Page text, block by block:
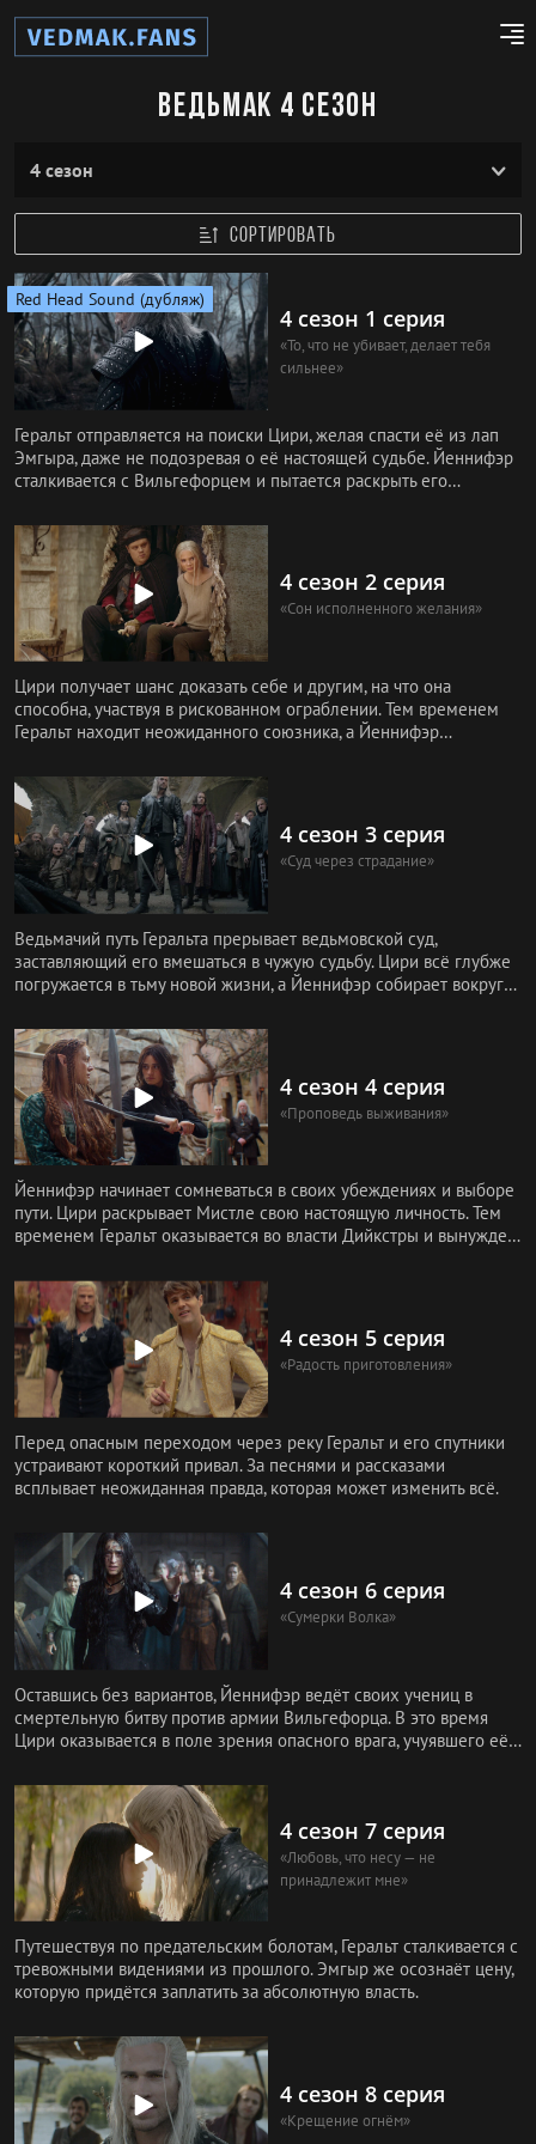
Ведьмак 4 сезон
CОРТИРОВАТЬ
Red Head Sound (дубляж)
4 сезон 1 серия
«То, что не убивает, делает тебя
сильнее»
Геральт отправляется на поиски Цири, желая спасти её из лап
Эмгыра, даже не подозревая о её настоящей судьбе. Йеннифэр
сталкивается с Вильгефорцем и пытается раскрыть его
4 сезон 2 серия
«Сон исполненного желания»
Цири получает шанс доказать себе и другим, на что она
способна, участвуя в рискованном ограблении. Тем временем
Геральт находит неожиданного союзника, а Йеннифэр
4 сезон 3 серия
«Суд через страдание»
Ведьмачий путь Геральта прерывает ведьмовской суд,
заставляющий его вмешаться в чужую судьбу. Цири всё глубже
погружается в тьму новой жизни, а Йеннифэр собирает вокруг
4 сезон 4 серия
«Проповедь выживания»
Йеннифэр начинает сомневаться в своих убеждениях и выборе
пути. Цири раскрывает Мистле свою настоящую личность. Тем
временем Геральт оказывается во власти Дийкстры и вынужден
4 сезон 5 серия
«Радость приготовления»
Перед опасным переходом через реку Геральт и его спутники
устраивают короткий привал. За песнями и рассказами
всплывает неожиданная правда, которая может изменить всё.
4 сезон 6 серия
«Сумерки Волка»
Оставшись без вариантов, Йеннифэр ведёт своих учениц в
смертельную битву против армии Вильгефорца. В это время
Цири оказывается в поле зрения опасного врага, учуявшего её
4 сезон 7 серия
«Любовь, что несу — не
принадлежит мне»
Путешествуя по предательским болотам, Геральт сталкивается с
тревожными видениями из прошлого. Эмгыр же осознаёт цену,
которую придётся заплатить за абсолютную власть.
4 сезон 8 серия
«Крещение огнём»